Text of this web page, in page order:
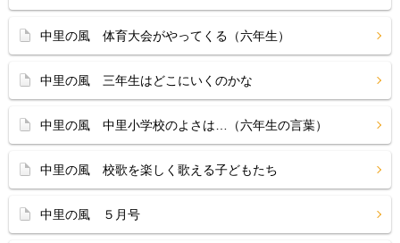
中里の風 体育大会がやってくる（六年生）
中里の風 三年生はどこにいくのかな
中里の風 中里小学校のよさは…（六年生の言葉）
中里の風 校歌を楽しく歌える子どもたち
中里の風 ５月号